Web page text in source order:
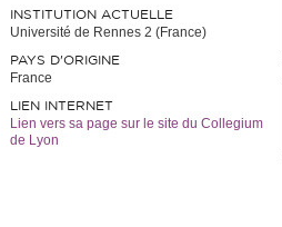
INSTITUTION ACTUELLE
Université de Rennes 2 (France)
PAYS D'ORIGINE
France
LIEN INTERNET
Lien vers sa page sur le site du Collegium
de Lyon